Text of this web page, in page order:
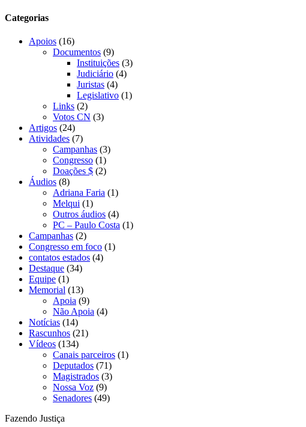
Categorias
Apoios (16)
Documentos (9)
Instituições (3)
Judiciário (4)
Juristas (4)
Legislativo (1)
Links (2)
Votos CN (3)
Artigos (24)
Atividades (7)
Campanhas (3)
Congresso (1)
Doações $ (2)
Áudios (8)
Adriana Faria (1)
Melqui (1)
Outros áudios (4)
PC – Paulo Costa (1)
Campanhas (2)
Congresso em foco (1)
contatos estados (4)
Destaque (34)
Equipe (1)
Memorial (13)
Apoia (9)
Não Apoia (4)
Notícias (14)
Rascunhos (21)
Vídeos (134)
Canais parceiros (1)
Deputados (71)
Magistrados (3)
Nossa Voz (9)
Senadores (49)
Fazendo Justiça